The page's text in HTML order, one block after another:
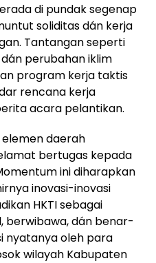
di pundak segenap
soliditas dán kerja
Tantangan seperti
perubahan iklim
program kerja taktis
rencana kerja
acara pelantikan.
daerah
bertugas kepada
ini diharapkan
inovasi-inovasi
HKTI sebagai
berwibawa, dán benar-
nyatanya oleh para
wilayah Kabupaten